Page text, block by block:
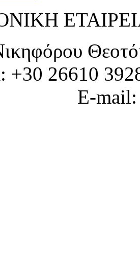
+30 26610
E-